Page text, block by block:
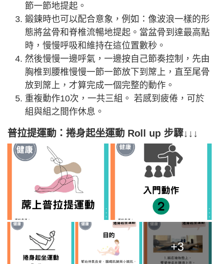
節一節地提起。
鍛鍊時也可以配合意象，例如：像波浪一樣的形
態將盆骨和脊椎流暢地提起。當盆骨到達最高點
時，慢慢呼吸和維持在這位置數秒。
然後慢慢一邊呼氣，一邊按自己節奏控制，先由
胸椎到腰椎慢慢一節一節放下到𥱊上，直至尾骨
放到𥱊上，才算完成一個完整的動作。
重複動作10次，一共三組。 若感到疲倦，可於
組與組之間作休息。
普拉提運動： 捲身起坐運動 Roll up 步驟↓↓↓
+3